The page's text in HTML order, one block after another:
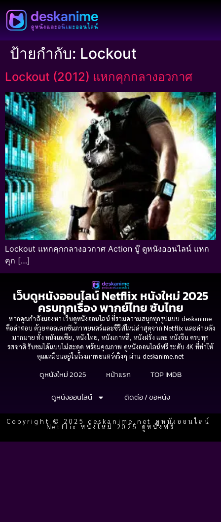
ป้ายกำกับ: Lockout
Lockout (2012) แหกคุกกลางอวกาศ
Lockout แหกคุกกลางอวกาศ Action บู๊ ดูหนังออนไลน์ แหก
คุก […]
เว็บดูหนังออนไลน์ Netflix หนังใหม่ 2025
ครบทุกเรื่อง พากย์ไทย ซับไทย
หากคุณกำลังมองหา เว็บดูหนังออนไลน์ ที่รวมความสนุกทุกรูปแบบ deskanime
คือคำตอบ ด้วยคอลเลกชันภาพยนตร์และซีรีส์ใหม่ล่าสุดจาก Netflix และค่ายดัง
มากมาย ทั้ง หนังเอเชีย, หนังไทย, หนังเกาหลี, หนังฝรั่ง และ หนังจีน ครบทุก
รสชาติ รับชมได้แบบไม่สะดุด พร้อมคุณภาพ ดูหนังออนไลน์ฟรี ระดับ 4K ที่ทำให้
คุณเหมือนอยู่ในโรงภาพยนตร์จริงๆ ผ่าน deskanime.net
ดูหนังใหม่ 2025 หน้าแรก
TOP IMDB
ดูหนังออนไลน์
ติดต่อ / ขอหนัง
Copyright © 2025 deskanime.net ดูหนังออนไลน์
Netflix หนังใหม่ 2025 ดูหนังฟรี